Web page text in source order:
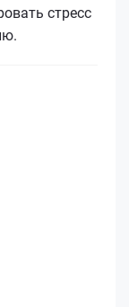
стресс